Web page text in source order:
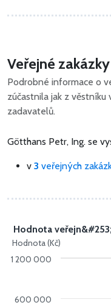
Veřejné zakázky
Podrobné informace o
zúčastnila jak z
zadavatelů.
Götthans Petr, Ing. se
v 3 veřejných
Hodnota (Kč)
Hodnota
600 000
1 200 000